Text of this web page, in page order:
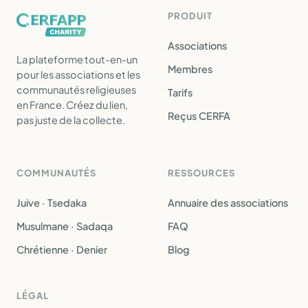
La plateforme tout-en-un
pour les associations et les
communautés religieuses
en France. Créez du lien,
pas juste de la collecte.
PRODUIT
Associations
Membres
Tarifs
Reçus CERFA
COMMUNAUTÉS
Juive · Tsedaka
Musulmane · Sadaqa
Chrétienne · Denier
RESSOURCES
Annuaire des associations
FAQ
Blog
LÉGAL